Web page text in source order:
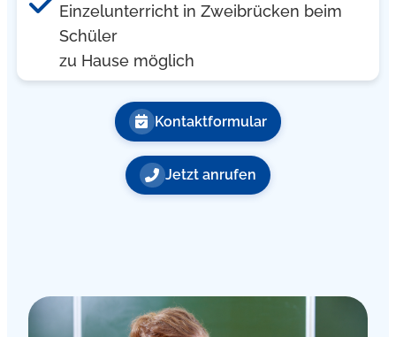
Einzelunterricht in Zweibrücken beim
Schüler
zu Hause möglich
Kontaktformular
Jetzt anrufen